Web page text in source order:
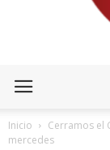
Inicio
Cerramos el
mercedes